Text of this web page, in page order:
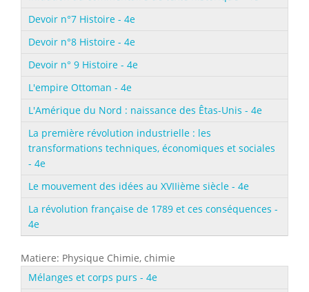
Devoir n°7 Histoire - 4e
Devoir n°8 Histoire - 4e
Devoir n° 9 Histoire - 4e
L'empire Ottoman - 4e
L'Amérique du Nord : naissance des Êtas-Unis - 4e
La première révolution industrielle : les
transformations techniques, économiques et sociales
- 4e
Le mouvement des idées au XVIIième siècle - 4e
La révolution française de 1789 et ces conséquences -
4e
Matiere: Physique Chimie, chimie
Mélanges et corps purs - 4e